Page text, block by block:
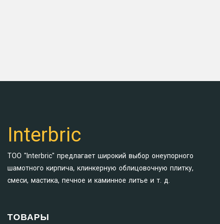
Interbric
ТОО "Interbric" предлагает широкий выбор онеупорного
шамотного кирпича, клинкерную облицовочную плитку,
смеси, мастика, печное и каминное литье и т. д.
ТОВАРЫ